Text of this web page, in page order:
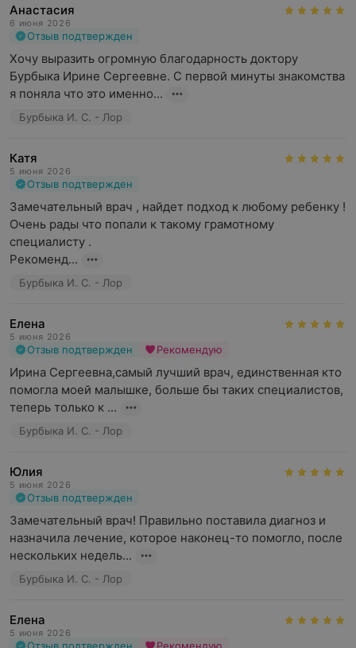
Анастасия
6 июня 2026
Отзыв подтвержден
Хочу выразить огромную благодарность доктору
Бурбыка Ирине Сергеевне. С первой минуты знакомства
я поняла что это именно...
Бурбыка И. С. - Лор
Катя
5 июня 2026
Отзыв подтвержден
Замечательный врач , найдет подход к любому ребенку !
Очень рады что попали к такому грамотному
специалисту .
Рекоменд...
Бурбыка И. С. - Лор
Елена
5 июня 2026
Отзыв подтвержден Рекомендую
Ирина Сергеевна,самый лучший врач, единственная кто
помогла моей малышке, больше бы таких специалистов,
теперь только к ...
Бурбыка И. С. - Лор
Юлия
5 июня 2026
Отзыв подтвержден
Замечательный врач! Правильно поставила диагноз и
назначила лечение, которое наконец-то помогло, после
нескольких недель...
Бурбыка И. С. - Лор
Елена
5 июня 2026